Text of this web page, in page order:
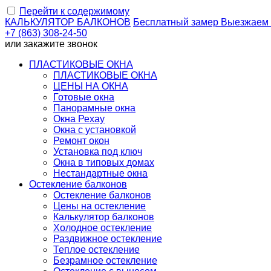
Перейти к содержимому
КАЛЬКУЛЯТОР БАЛКОНОВ Бесплатный замер Выезжаем
+7 (863) 308-24-50
или закажите звонок
ПЛАСТИКОВЫЕ ОКНА
ПЛАСТИКОВЫЕ ОКНА
ЦЕНЫ НА ОКНА
Готовые окна
Панорамные окна
Окна Рехау
Окна с установкой
Ремонт окон
Установка под ключ
Окна в типовых домах
Нестандартные окна
Остекление балконов
Остекление балконов
Цены на остекление
Калькулятор балконов
Холодное остекление
Раздвижное остекление
Теплое остекление
Безрамное остекление